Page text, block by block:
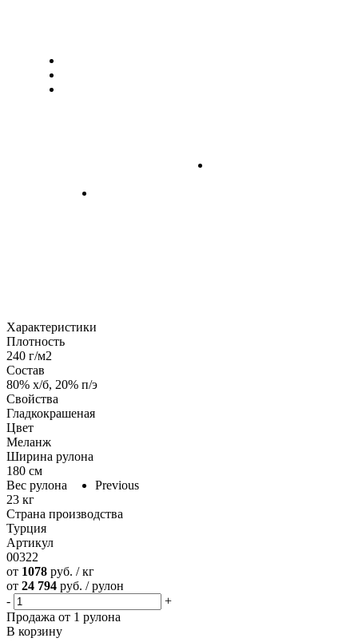
Previous
Характеристики
Плотность
240 г/м2
Состав
80% х/б, 20% п/э
Свойства
Гладкокрашеная
Цвет
Меланж
Ширина рулона
180 см
Вес рулона
23 кг
Страна производства
Турция
Артикул
00322
от 1078 руб. / кг
от 24 794 руб. / рулон
-
+
Продажа от 1 рулона
В корзину